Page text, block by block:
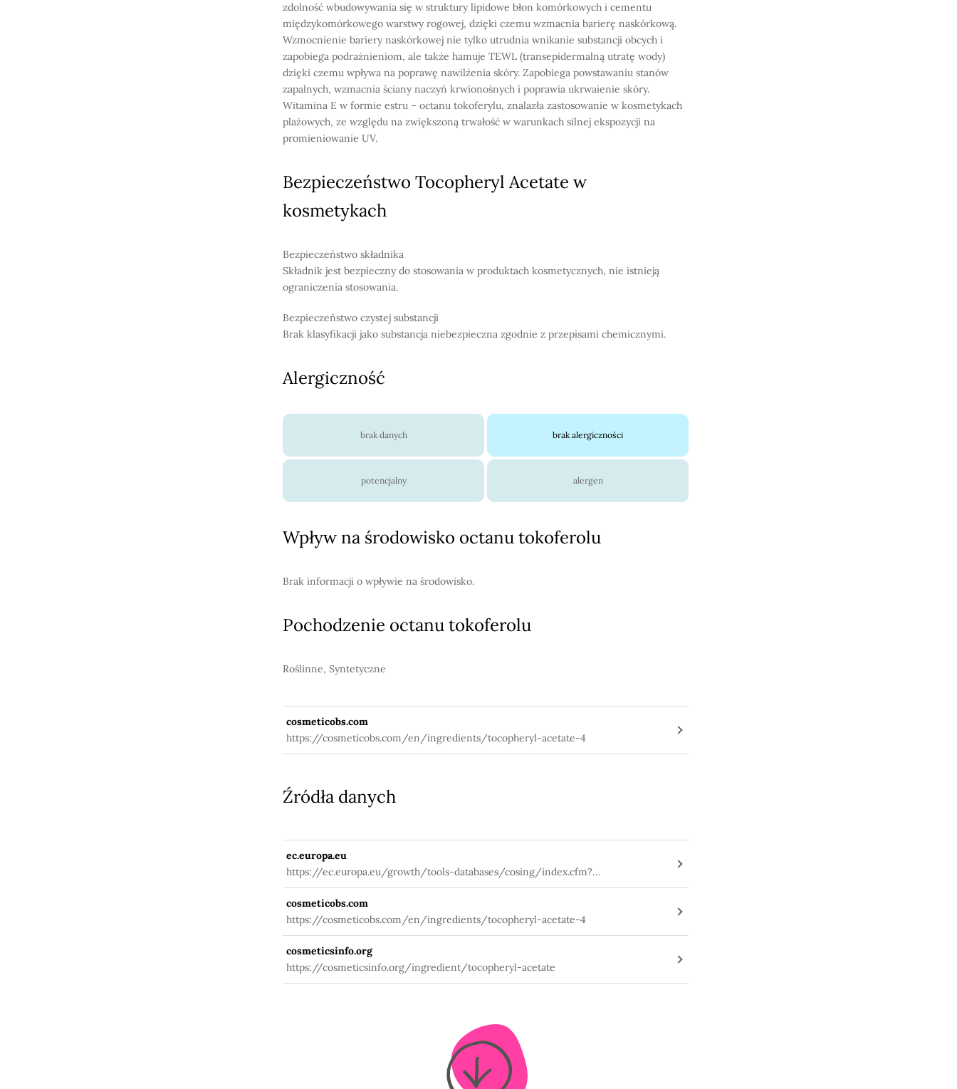
zdolność wbudowywania się w struktury lipidowe błon komórkowych i cementu
międzykomórkowego warstwy rogowej, dzięki czemu wzmacnia barierę naskórkową.
Wzmocnienie bariery naskórkowej nie tylko utrudnia wnikanie substancji obcych i
zapobiega podrażnieniom, ale także hamuje TEWL (transepidermalną utratę wody)
dzięki czemu wpływa na poprawę nawilżenia skóry. Zapobiega powstawaniu stanów
zapalnych, wzmacnia ściany naczyń krwionośnych i poprawia ukrwaienie skóry.
Witamina E w formie estru – octanu tokoferylu, znalazła zastosowanie w kosmetykach
plażowych, ze względu na zwiększoną trwałość w warunkach silnej ekspozycji na
promieniowanie UV.
Bezpieczeństwo Tocopheryl Acetate w
kosmetykach
Bezpieczeństwo składnika
Składnik jest bezpieczny do stosowania w produktach kosmetycznych, nie istnieją
ograniczenia stosowania.
Bezpieczeństwo czystej substancji
Brak klasyfikacji jako substancja niebezpieczna zgodnie z przepisami chemicznymi.
Alergiczność
brak danych brak alergiczności
potencjalny alergen
Wpływ na środowisko octanu tokoferolu
Brak informacji o wpływie na środowisko.
Pochodzenie octanu tokoferolu
Roślinne, Syntetyczne
cosmeticobs.com
https://cosmeticobs.com/en/ingredients/tocopheryl-acetate-4
Źródła danych
ec.europa.eu
https://ec.europa.eu/growth/tools-databases/cosing/index.cfm?
fuseaction=search.details_v2&id=38627
cosmeticobs.com
https://cosmeticobs.com/en/ingredients/tocopheryl-acetate-4
cosmeticsinfo.org
https://cosmeticsinfo.org/ingredient/tocopheryl-acetate